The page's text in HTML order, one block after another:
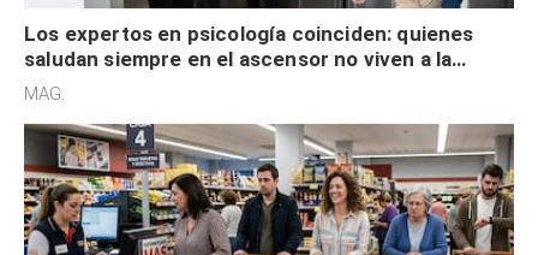
Los expertos en psicología coinciden: quienes
saludan siempre en el ascensor no viven a la
defensiva y tienen apertura social
MAG.